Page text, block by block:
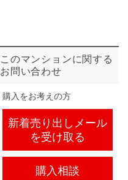
このマンションに関する
お問い合わせ
購入をお考えの方
新着売り出しメール
を受け取る
購入相談